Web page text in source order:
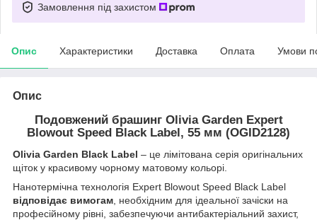
Замовлення під захистом
Опис Характеристики Доставка Оплата Умови
Опис
Подовжений брашинг Olivia Garden Expert
Blowout Speed Black Label, 55 мм (OGID2128)
Olivia Garden Black Label – це лімітована серія оригінальних
щіток у красивому чорному матовому кольорі.
Нанотермічна технологія Expert Blowout Speed Black Label
відповідає вимогам , необхідним для ідеальної зачіски на
професійному рівні, забезпечуючи антибактеріальний захист,